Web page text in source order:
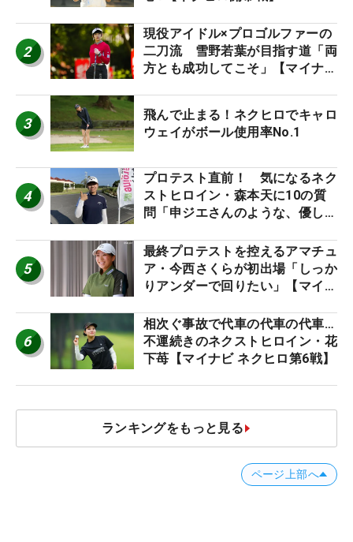
2
現役アイドル×プロゴルファーの
二刀流 雪野若葉が目指す道「両
方とも成功してこそ」【マイナビ
3
飛んで止まる！ネクヒロでキャロ
ウェイがボール使用率No.1
4
プロテスト直前！ 気になるネク
ストヒロイン・森本天に10の質
問「申ジエさんのような、優しく
になりたいです」
5
最終プロテストを控えるアマチュ
ア・今西さくらが初出場「しっか
りアンダーで回りたい」【マイナ
6
相次ぐ事故で代車の代車の代車…
不運続きのネクストヒロイン・花
下苺【マイナビ ネクヒロ第6戦】
ランキングをもっと見る
ページ上部へ